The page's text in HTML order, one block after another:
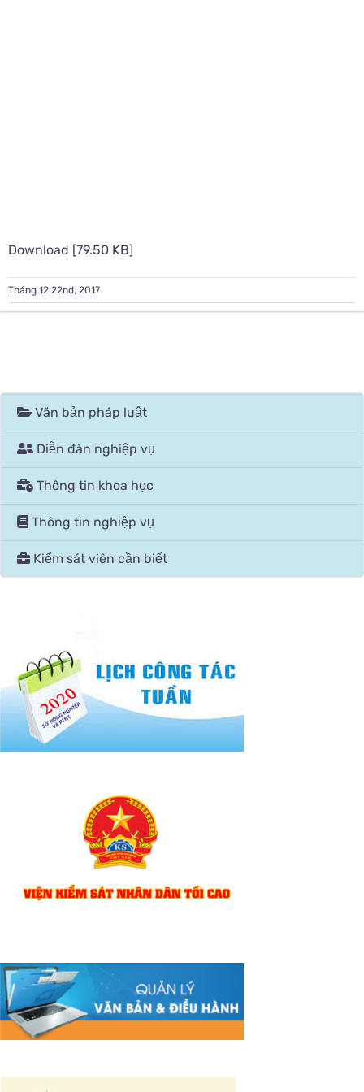
Download [79.50 KB]
Tháng 12 22nd, 2017
Văn bản pháp luật
Diễn đàn nghiệp vụ
Thông tin khoa học
Thông tin nghiệp vụ
Kiểm sát viên cần biết